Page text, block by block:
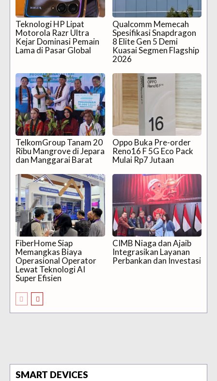
Teknologi HP Lipat
Motorola Razr Ultra
Kejar Dominasi Pemain
Lama di Pasar Global
Qualcomm Memecah
Spesifikasi Snapdragon
8 Elite Gen 5 Demi
Kuasai Segmen Flagship
2026
TelkomGroup Tanam 20
Ribu Mangrove di Jepara
dan Manggarai Barat
Oppo Buka Pre-order
Reno16 F 5G Eco Pack
Mulai Rp7 Jutaan
FiberHome Siap
Memangkas Biaya
Operasional Operator
Lewat Teknologi AI
Super Efisien
CIMB Niaga dan Ajaib
Integrasikan Layanan
Perbankan dan Investasi
SMART DEVICES